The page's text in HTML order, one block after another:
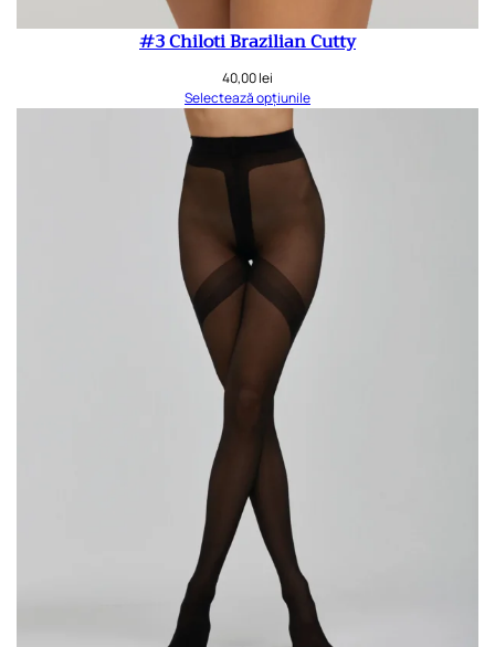
#3 Chiloti Brazilian Cutty
40,00lei
Selectează opțiunile